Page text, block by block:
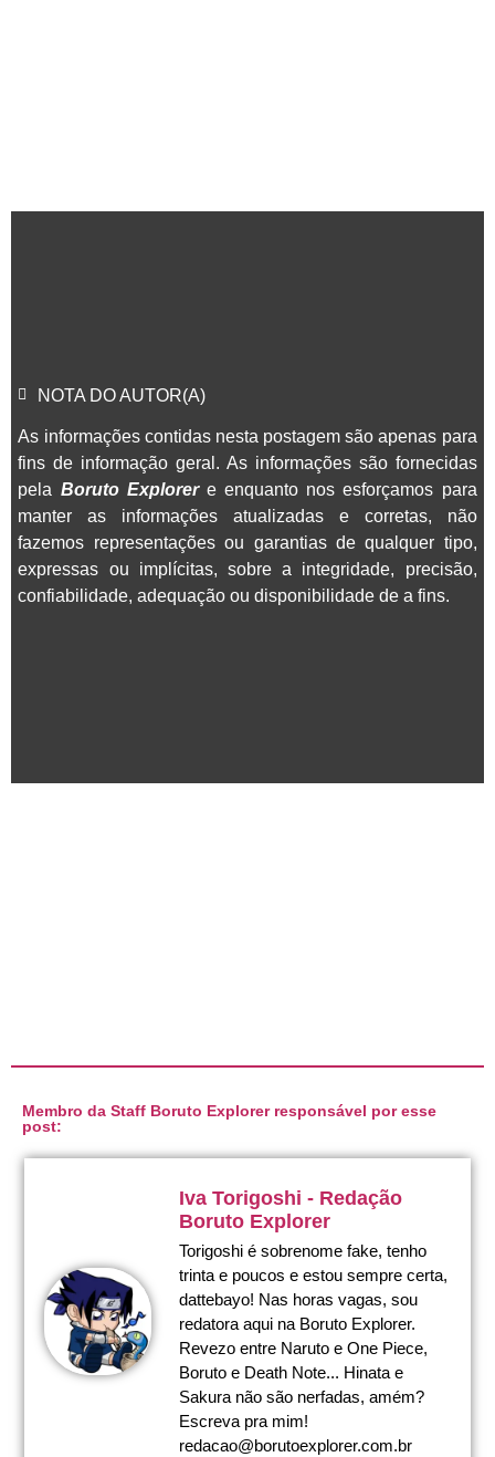
NOTA DO AUTOR(A)
As informações contidas nesta postagem são apenas para
fins de informação geral. As informações são fornecidas
pela Boruto Explorere enquanto nos esforçamos para
manter as informações atualizadas e corretas, não
fazemos representações ou garantias de qualquer tipo,
expressas ou implícitas, sobre a integridade, precisão,
confiabilidade, adequação ou disponibilidade de a fins.
Membro da Staff Boruto Explorer responsável por esse
post:
Iva Torigoshi - Redação
Boruto Explorer
Torigoshi é sobrenome fake, tenho
trinta e poucos e estou sempre certa,
dattebayo! Nas horas vagas, sou
redatora aqui na Boruto Explorer.
Revezo entre Naruto e One Piece,
Boruto e Death Note... Hinata e
Sakura não são nerfadas, amém?
Escreva pra mim!
redacao@borutoexplorer.com.br